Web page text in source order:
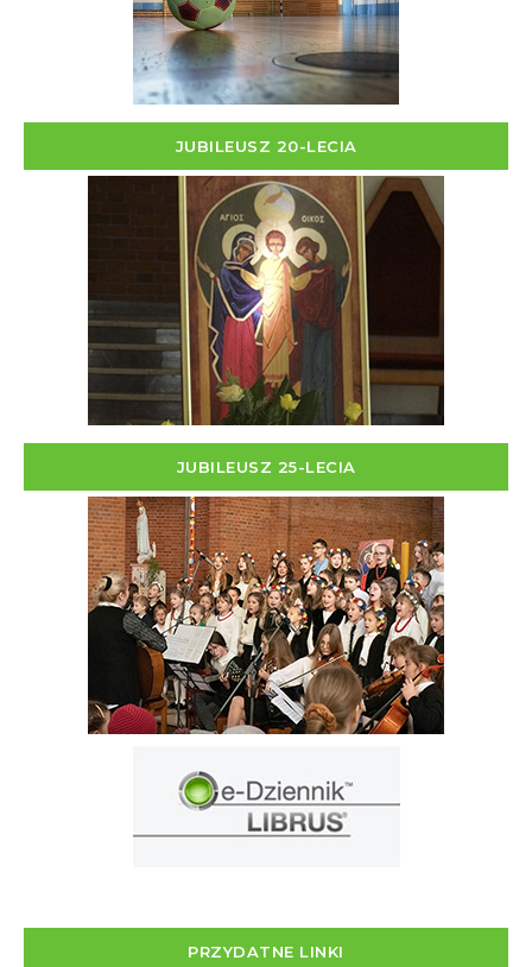
JUBILEUSZ 20-LECIA
JUBILEUSZ 25-LECIA
PRZYDATNE LINKI